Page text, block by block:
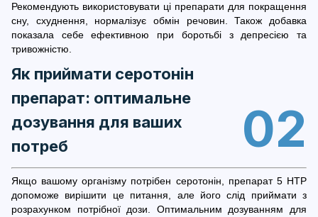
Рекомендують використовувати ці препарати для покращення
сну, схуднення, нормалізує обмін речовин. Також добавка
показала себе ефективною при боротьбі з депресією та
тривожністю.
Як приймати серотонін
препарат: оптимальне
дозування для ваших
потреб
02
Якщо вашому організму потрібен серотонін, препарат 5 HTP
допоможе вирішити це питання, але його слід приймати з
розрахунком потрібної дози. Оптимальним дозуванням для